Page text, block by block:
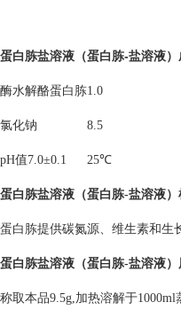
蛋白胨盐溶液（蛋白胨-盐溶液）
酶水解酪蛋白胨1.0
氯化钠 8.5
pH值7.0±0.1 25℃
蛋白胨盐溶液（蛋白胨-盐溶液）
蛋白胨提供碳氮源、维生素和生
蛋白胨盐溶液（蛋白胨-盐溶液）
称取本品9.5g,加热溶解于